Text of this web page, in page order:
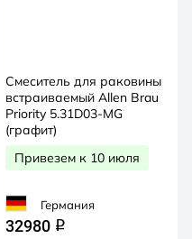
Смеситель для раковины
встраиваемый Allen Brau
Priority 5.31D03-MG
(графит)
Привезем к 10 июля
Германия
32980 q